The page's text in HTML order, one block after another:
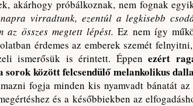
akárhogy próbálkoznak, nem fognak
virradtunk, ezentúl a legkisebb
az összes megtett lépést.Ez nem így
érdemes az emberek szemét
ismerősük is érintett. Éppen ezért
sorok között felcsendülő melankolikus
fogja minden kis nyamvadt bánatát
és a későbbiekben az